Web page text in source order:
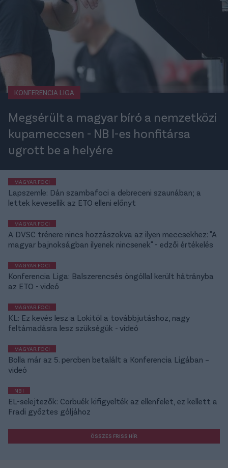
KONFERENCIA LIGA
Megsérült a magyar bíró a nemzetközi
kupameccsen - NB I-es honfitársa
ugrott be a helyére
MAGYAR FOCI
Lapszemle: Dán szambafoci a debreceni szaunában; a
lettek kevesellik az ETO elleni előnyt
MAGYAR FOCI
A DVSC trénere nincs hozzászokva az ilyen meccsekhez: "A
magyar bajnokságban ilyenek nincsenek" - edzői értékelés
MAGYAR FOCI
Konferencia Liga: Balszerencsés öngóllal került hátrányba
az ETO - videó
MAGYAR FOCI
KL: Ez kevés lesz a Lokitól a továbbjutáshoz, nagy
feltámadásra lesz szükségük - videó
MAGYAR FOCI
Bolla már az 5. percben betalált a Konferencia Ligában –
videó
NB I
EL-selejtezők: Corbuék kifigyelték az ellenfelet, ez kellett a
Fradi győztes góljához
ÖSSZES FRISS HÍR